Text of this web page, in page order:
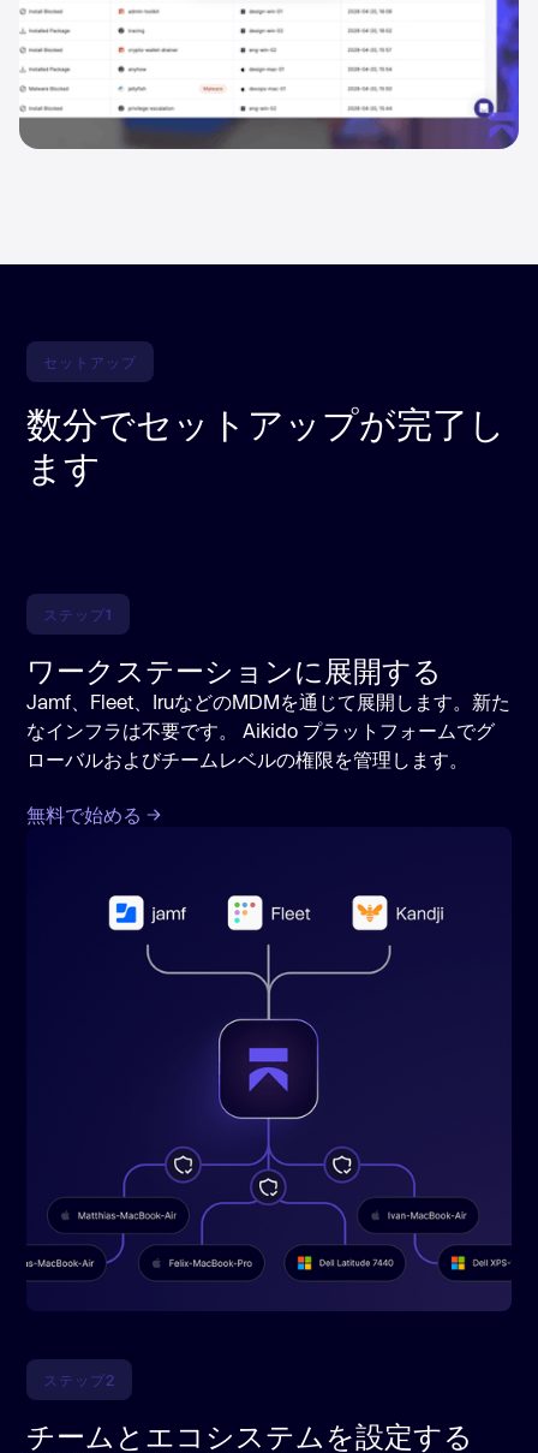
セットアップ
数分でセットアップが完了し
ます
ステップ1
ワークステーションに展開する
Jamf、Fleet、IruなどのMDMを通じて展開します。新た
なインフラは不要です。 Aikido プラットフォームでグ
ローバルおよびチームレベルの権限を管理します。
無料で始める
ステップ2
チームとエコシステムを設定する